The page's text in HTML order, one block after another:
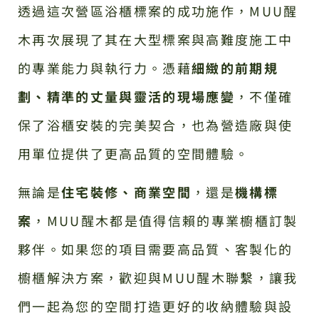
透過這次營區浴櫃標案的成功施作，MUU醒
木再次展現了其在大型標案與高難度施工中
的專業能力與執行力。憑藉細緻的前期規
劃、精準的丈量與靈活的現場應變 ，不僅確
保了浴櫃安裝的完美契合，也為營造廠與使
用單位提供了更高品質的空間體驗。
無論是住宅裝修、商業空間 ，還是機構標
案 ，MUU醒木都是值得信賴的專業櫥櫃訂製
夥伴。如果您的項目需要高品質、客製化的
櫥櫃解決方案，歡迎與MUU醒木聯繫，讓我
們一起為您的空間打造更好的收納體驗與設